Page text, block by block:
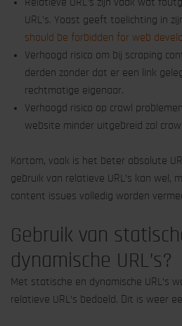
URL’s. Yoast geeft toelichting in
should be forbidden for web
Verhoogd risico om bij scraping
derden zonder dat er een link
rechtmatige eigenaar.
Verhoogd risico op crawl
website minder uitgebreid zal
Kortom, vaak is het beter absolute
gebruik van relatieve URL’s kan wel,
content issues volledig worden
Gebruik van
dynamische URL’s?
Met statische en dynamische URL’s
relatieve URL’s bedoeld. Dit is weer